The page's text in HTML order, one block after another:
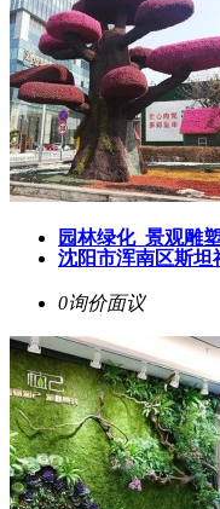
园林绿化_景观雕
沈阳市浑南区斯坦
0询价面议